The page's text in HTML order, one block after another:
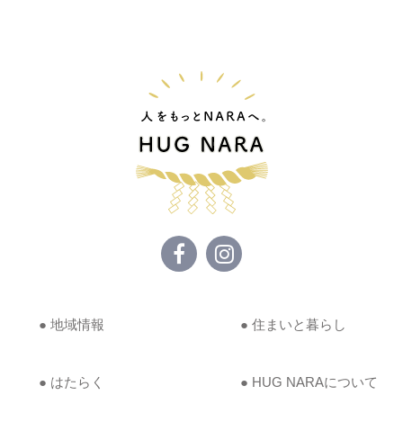
● 地域情報 ● 住まいと暮らし
● はたらく ● HUG NARAについて